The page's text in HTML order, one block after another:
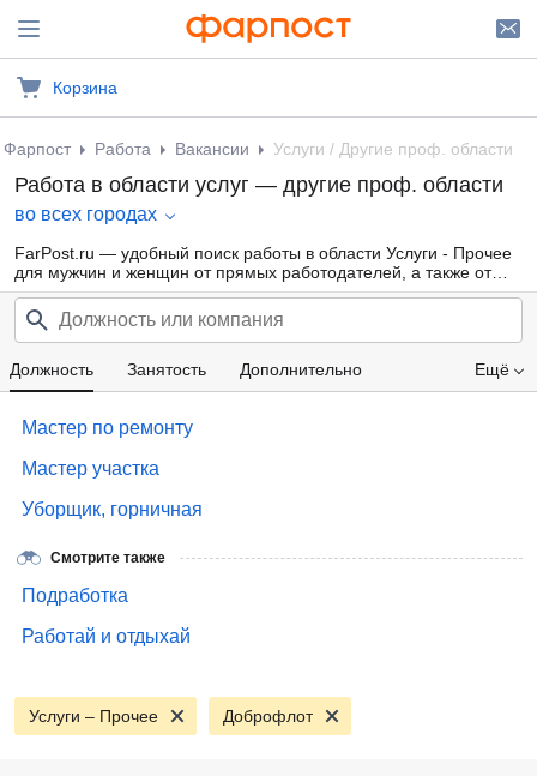
Корзина
Фарпост Работа Вакансии Услуги / Другие проф. области
Работа в области услуг — другие проф. области
во всех городах
FarPost.ru — удобный поиск работы в области Услуги - Прочее
для мужчин и женщин от прямых работодателей, а также от
кадровых агентств. Свежие вакансии каждый день.
Ещё
Должность Занятость Дополнительно
Образование
Мастер по ремонту
Мастер участка
Уборщик, горничная
Смотрите также
Подработка
Работай и отдыхай
Услуги – Прочее Доброфлот